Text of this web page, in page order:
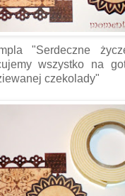
"Serdeczne
wszystko na
czekolady"